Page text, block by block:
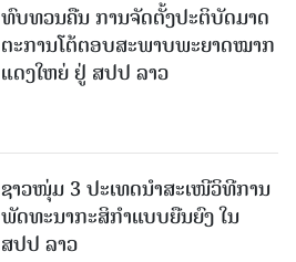
ທົບທວນຄືນ ການຈັດຕັ້ງປະຕິບັດມາດ
ຕະການໂຕ້ຕອບສະພາບພະຍາດໝາກ
ແດງໃຫຍ່ ຢູ່ ສປປ ລາວ
ຊາວໜຸ່ມ 3 ປະເທດນຳສະເໜີວິທີການ
ພັດທະນາກະສິກຳແບບຍືນຍົງ ໃນ
ສປປ ລາວ